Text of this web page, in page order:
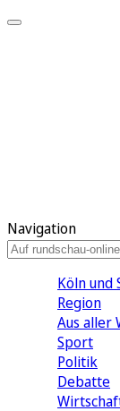
Navigation
Köln und
Region
Aus aller
Sport
Politik
Debatte